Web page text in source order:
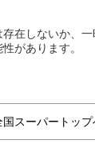
在しないか、
性があります。
国スーパートップ